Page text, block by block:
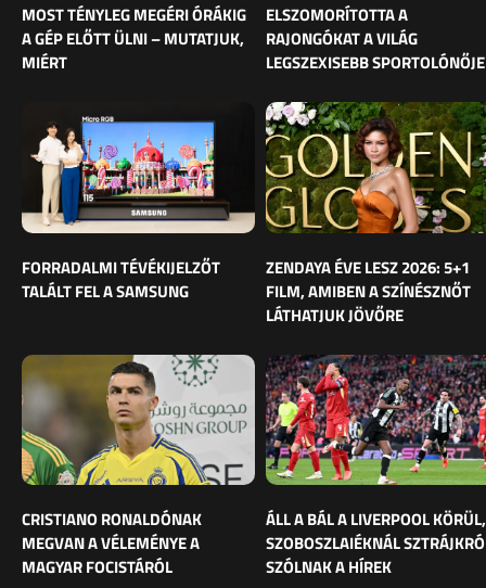
MOST TÉNYLEG MEGÉRI ÓRÁKIG
A GÉP ELŐTT ÜLNI – MUTATJUK,
MIÉRT
ELSZOMORÍTOTTA A
RAJONGÓKAT A VILÁG
LEGSZEXISEBB SPORTOLÓNŐJE
FORRADALMI TÉVÉKIJELZŐT
TALÁLT FEL A SAMSUNG
ZENDAYA ÉVE LESZ 2026: 5+1
FILM, AMIBEN A SZÍNÉSZNŐT
LÁTHATJUK JÖVŐRE
CRISTIANO RONALDÓNAK
MEGVAN A VÉLEMÉNYE A
MAGYAR FOCISTÁRÓL
ÁLL A BÁL A LIVERPOOL KÖRÜL,
SZOBOSZLAIÉKNÁL
SZÓLNAK A HÍREK